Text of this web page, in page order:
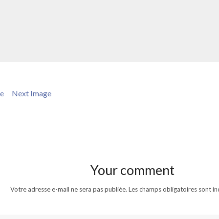
Next Image
Your comment
Votre adresse e-mail ne sera pas publiée. Les champs obligatoires sont